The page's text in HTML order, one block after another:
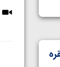
ایران با کسب ۳ مدال طلا، ۱ نقره